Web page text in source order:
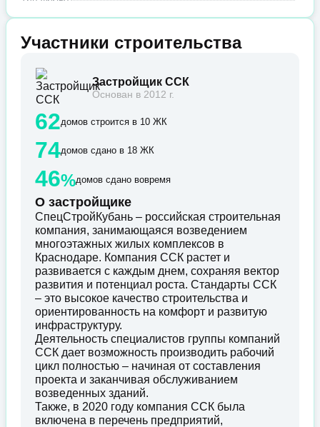
Участники строительства
Застройщик ССК
Основан в 2012 г.
62домов строится в 10 ЖК
74домов сдано в 18 ЖК
46%домов сдано вовремя
О застройщике
СпецСтройКубань – российская строительная
компания, занимающаяся возведением
многоэтажных жилых комплексов в
Краснодаре. Компания ССК растет и
развивается с каждым днем, сохраняя вектор
развития и потенциал роста. Стандарты ССК
– это высокое качество строительства и
ориентированность на комфорт и развитую
инфраструктуру.
Деятельность специалистов группы компаний
ССК дает возможность производить рабочий
цикл полностью – начиная от составления
проекта и заканчивая обслуживанием
возведенных зданий.
Также, в 2020 году компания ССК была
включена в перечень предприятий,